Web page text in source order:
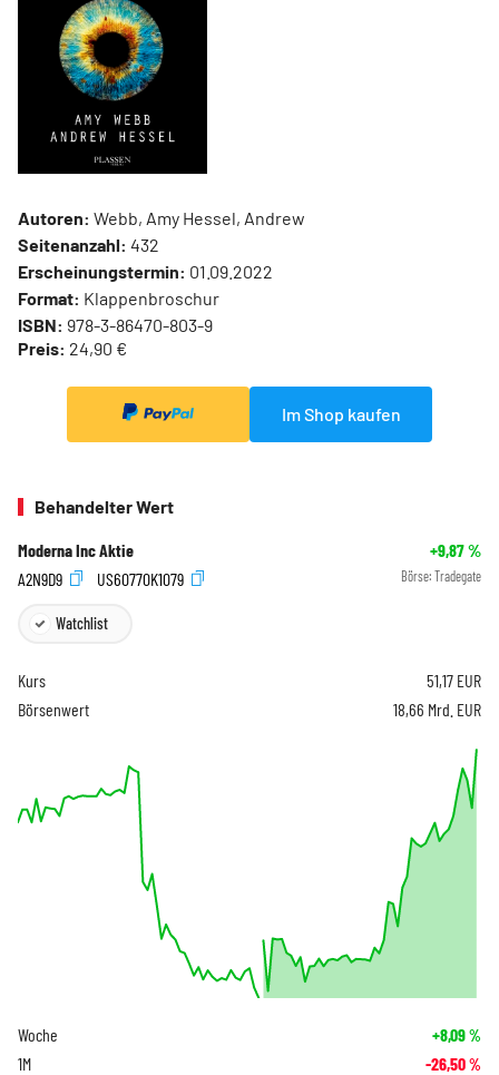
Autoren: Webb, Amy Hessel, Andrew
Seitenanzahl: 432
Erscheinungstermin: 01.09.2022
Format: Klappenbroschur
ISBN: 978-3-86470-803-9
Preis: 24,90 €
Im Shop kaufen
Behandelter Wert
Moderna Inc Aktie +9,87%
A2N9D9
US60770K1079 Börse: Tradegate
Watchlist
Kurs 51,17 EUR
Börsenwert
18,66 Mrd. EUR
Woche +8,09%
1M -26,50%